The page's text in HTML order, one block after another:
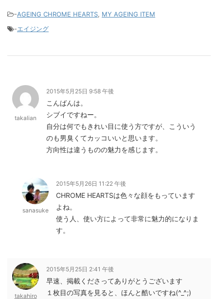
-AGEING CHROME HEARTS, MY AGEING ITEM
-エイジング
takalian
2015年5月25日 9:58 午後
こんばんは。
シブイですねー。
自分は何でもきれい目に使う方ですが、こういう
のも男臭くてカッコいいと思います。
方向性は違うものの魅力を感じます。
sanasuke
2015年5月26日 11:22 午後
CHROME HEARTSは色々な顔をもっています
よね。
使う人、使い方によって非常に魅力的になりま
す。
takahiro
2015年5月25日 2:41 午後
早速、掲載くださってありがとうございます
１枚目の写真を見ると、ほんと酷いですね(^_^;)